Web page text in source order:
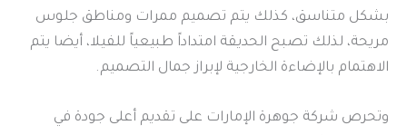
بشكل متناسق، كذلك يتم تصميم ممرات ومناطق جلوس
مريحة، لذلك تصبح الحديقة امتداداً طبيعياً للفيلا، أيضا يتم
الاهتمام بالإضاءة الخارجية لإبراز جمال التصميم.
وتحرص شركة جوهرة الإمارات على تقديم أعلى جودة في